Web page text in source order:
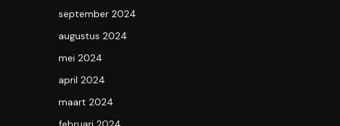
september 2024
augustus 2024
mei 2024
april 2024
maart 2024